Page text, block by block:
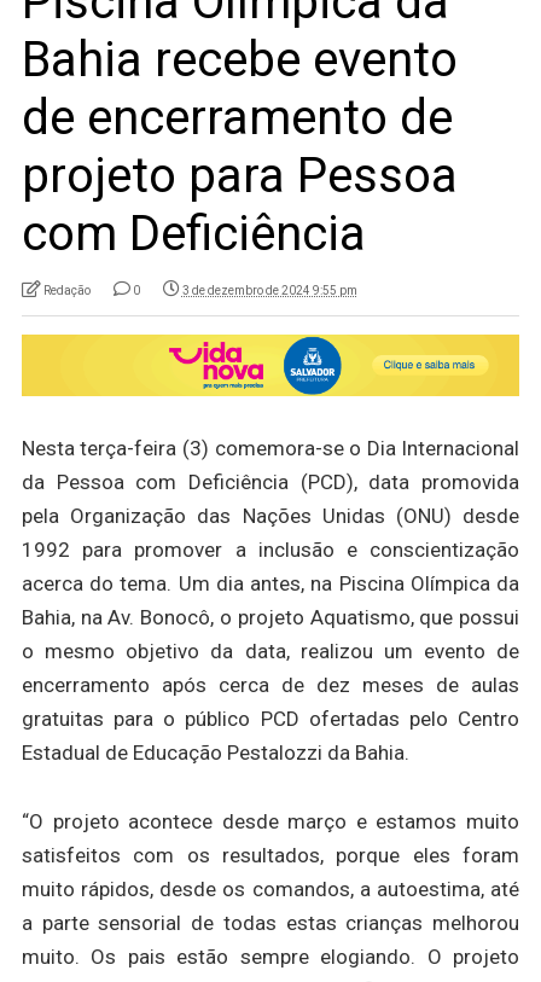
Bahia recebe evento
de encerramento de
projeto para Pessoa
com Deficiência
Redação 0 3 de dezembro de 2024 9:55 pm
Nesta terça-feira (3) comemora-se o Dia Internacional
da Pessoa com Deficiência (PCD), data promovida
pela Organização das Nações Unidas (ONU) desde
1992 para promover a inclusão e conscientização
acerca do tema. Um dia antes, na Piscina Olímpica da
Bahia, na Av. Bonocô, o projeto Aquatismo, que possui
o mesmo objetivo da data, realizou um evento de
encerramento após cerca de dez meses de aulas
gratuitas para o público PCD ofertadas pelo Centro
Estadual de Educação Pestalozzi da Bahia.
“O projeto acontece desde março e estamos muito
satisfeitos com os resultados, porque eles foram
muito rápidos, desde os comandos, a autoestima, até
a parte sensorial de todas estas crianças melhorou
muito. Os pais estão sempre elogiando. O projeto